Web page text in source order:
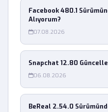
Facebook 480.1
Alıyorum?
07.08.2026
Snapchat 12.80
06.08.2026
BeReal 2.54.0